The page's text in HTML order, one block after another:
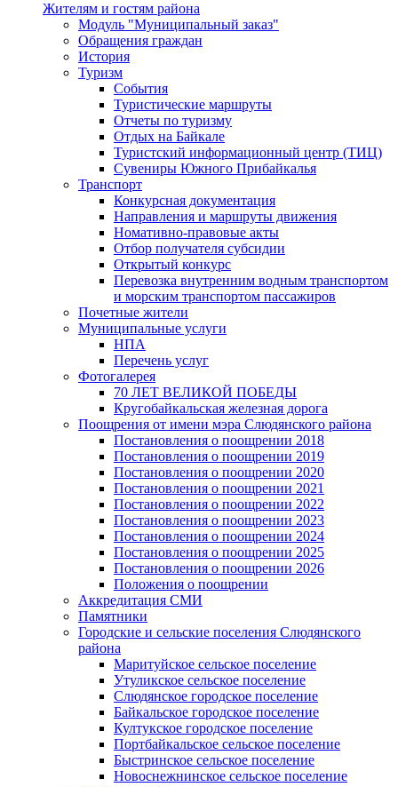
Жителям и гостям района
Модуль "Муниципальный заказ"
Обращения граждан
История
Туризм
События
Туристические маршруты
Отчеты по туризму
Отдых на Байкале
Туристский информационный центр (ТИЦ)
Сувениры Южного Прибайкалья
Транспорт
Конкурсная документация
Направления и маршруты движения
Номативно-правовые акты
Отбор получателя субсидии
Открытый конкурс
Перевозка внутренним водным транспортом
и морским транспортом пассажиров
Почетные жители
Муниципальные услуги
НПА
Перечень услуг
Фотогалерея
70 ЛЕТ ВЕЛИКОЙ ПОБЕДЫ
Кругобайкальская железная дорога
Поощрения от имени мэра Слюдянского района
Постановления о поощрении 2018
Постановления о поощрении 2019
Постановления о поощрении 2020
Постановления о поощрении 2021
Постановления о поощрении 2022
Постановления о поощрении 2023
Постановления о поощрении 2024
Постановления о поощрении 2025
Постановления о поощрении 2026
Положения о поощрении
Аккредитация СМИ
Памятники
Городские и сельские поселения Слюдянского
района
Маритуйское сельское поселение
Утуликское сельское поселение
Слюдянское городское поселение
Байкальское городское поселение
Култукское городское поселение
Портбайкальское сельское поселение
Быстринское сельское поселение
Новоснежнинское сельское поселение